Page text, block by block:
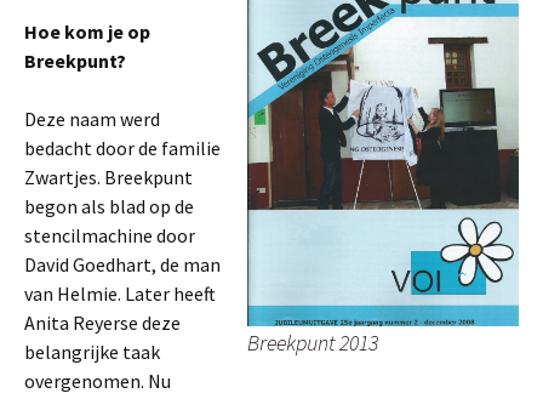
Breekpunt 2013
Hoe kom je op
Breekpunt?
Deze naam werd
bedacht door de familie
Zwartjes. Breekpunt
begon als blad op de
stencilmachine door
David Goedhart, de man
van Helmie. Later heeft
Anita Reyerse deze
belangrijke taak
overgenomen. Nu